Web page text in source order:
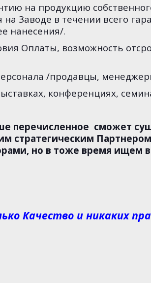
на продукцию
на Заводе в течении всего
нанесения/.
Оплаты, возможность
/продавцы,
конференциях,
перечисленное сможет
стратегическим
но в тоже время ищем
Качество и никаких